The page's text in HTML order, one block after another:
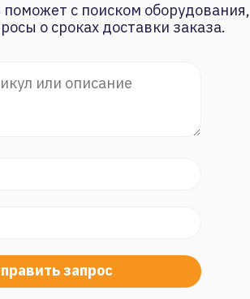
с поиском оборудования,
о сроках доставки заказа.